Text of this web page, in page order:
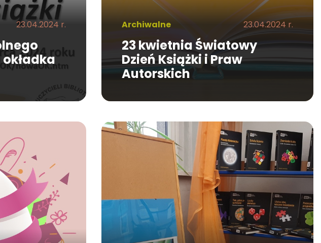
23.04.2024 r. Archiwalne 23.04.2024 r.
23 kwietnia Światowy
Dzień Książki i Praw
Autorskich